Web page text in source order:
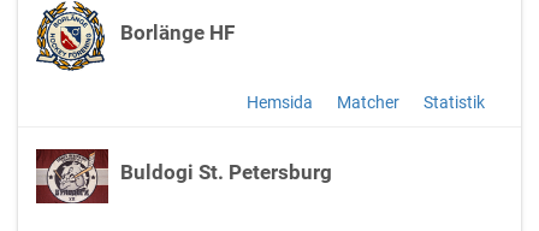
Borlänge HF
Hemsida Matcher Statistik
Buldogi St. Petersburg